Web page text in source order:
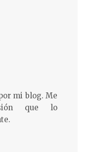
mi blog. Me
que lo